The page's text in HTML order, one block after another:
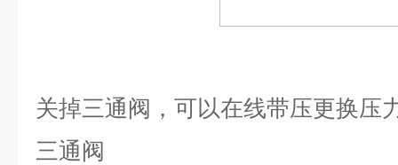
关掉三通阀，可以在线带压更换压
三通阀